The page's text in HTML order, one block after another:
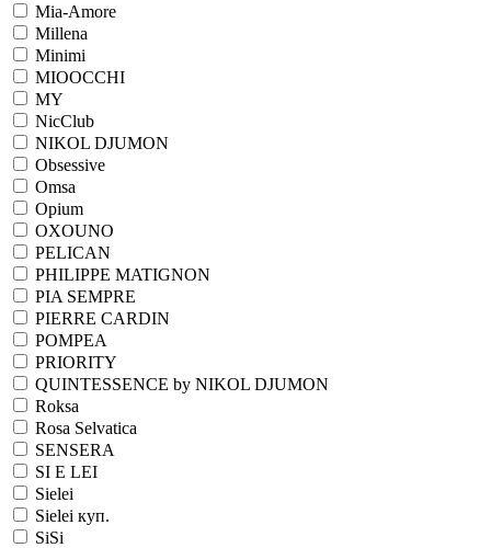
Mia-Amore
Millena
Minimi
MIOOCCHI
MY
NicClub
NIKOL DJUMON
Obsessive
Omsa
Opium
OXOUNO
PELICAN
PHILIPPE MATIGNON
PIA SEMPRE
PIERRE CARDIN
POMPEA
PRIORITY
QUINTESSENCE by NIKOL DJUMON
Roksa
Rosa Selvatica
SENSERA
SI E LEI
Sielei
Sielei куп.
SiSi